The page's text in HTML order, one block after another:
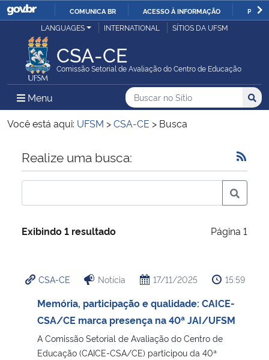
IR
COMUNICA BR ACESSO À INFORMAÇÃO
Ministério da Justiça e Segurança Pública
Ministério da Defesa
Ministério das Relações Exteriores
Ministério da Economia
Ministério da Infraestrutura
Ministério da Cidadania
Ministério de Minas e Energia
LANGUAGES INTERNATIONAL SÍTIOS DA UFSM
CSA-CE
Comissão Setorial de Avaliação do Centro de Educação
Menu Menu Principal do Sítio
Busca
Buscar no no Sítio
Busca:
Você está aqui: UFSM >CSA-CE > Busca
Início do conteúdo
Realize uma busca:
Exibindo 1 resultado Página 1
CSA-CE Notícia 17/11/2025 15:59
Memória, participação e qualidade: CAICE-
CSA/CE marca presença na 40ª JAI/UFSM
A Comissão Setorial de Avaliação do Centro de
Educação (CAICE-CSA/CE) participou da 40ª